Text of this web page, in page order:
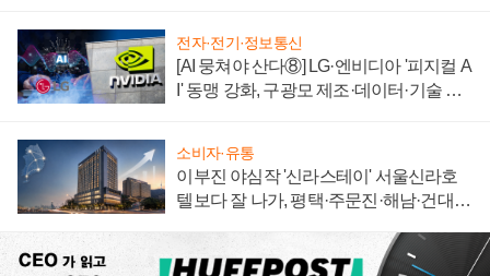
전자·전기·정보통신
[AI 뭉쳐야 산다⑧] LG·엔비디아 '피지컬 A
I' 동맹 강화, 구광모 제조·데이터·기술 결
소비자·유통
이부진 야심작 '신라스테이' 서울신라호
텔보다 잘 나가, 평택·주문진·해남·건대로